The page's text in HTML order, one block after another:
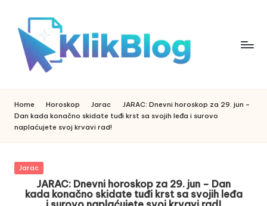
content
li
b
l
o
g
Home Horoskop Jarac
JARAC: Dnevni horoskop za 29. jun –
Dan kada konačno skidate tuđi krst sa svojih leđa i surovo
naplaćujete svoj krvavi rad!
Posted
Jarac
JARAC: Dnevni horoskop za 29. jun – Dan
kada konačno skidate tuđi krst sa svojih leđa